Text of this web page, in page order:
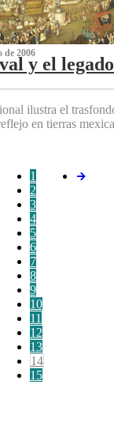
de 2006
y el
ilustra el
en tierras
1
2
3
4
5
6
7
8
9
10
11
12
13
14
15